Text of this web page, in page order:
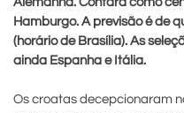
Hamburgo. A previsão é de
(horário de Brasília). As
ainda Espanha e Itália.
Os croatas decepcionaram